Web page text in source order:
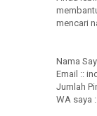
mencari
Nama
Email ::
Jumlah
WA saya